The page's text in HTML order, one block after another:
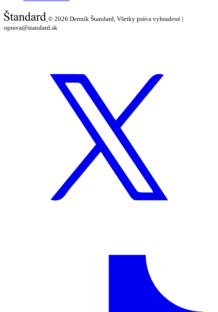
© 2026 Denník Štandard, Všetky práva vyhradené |
oprava@standard.sk